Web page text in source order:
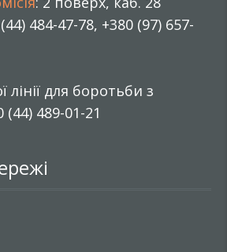
484-47-78, +380 (97) 657-
лінії для боротьби з
489-01-21